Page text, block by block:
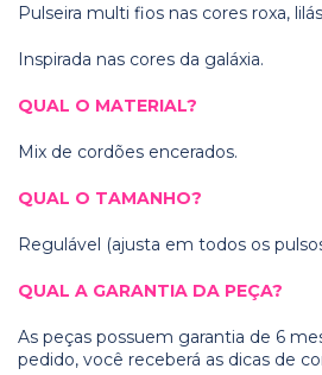
Pulseira multi fios nas cores roxa,
Inspirada nas cores da galáxia.
QUAL O MATERIAL?
Mix de cordões encerados.
QUAL O TAMANHO?
Regulável (ajusta em todos os
QUAL A GARANTIA DA PEÇA?
As peças possuem garantia de 6
pedido, você receberá as dicas de